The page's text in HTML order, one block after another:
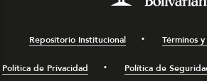
Repositorio Institucional Términos
Política de Privacidad Política de